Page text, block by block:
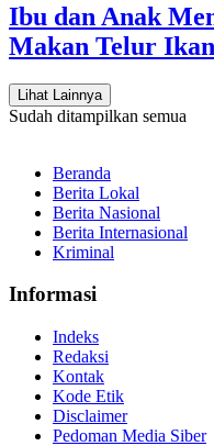
Ibu dan Anak
Makan Telur
Lihat Lainnya
Sudah ditampilkan semua
Beranda
Berita Lokal
Berita Nasional
Berita Internasional
Kriminal
Informasi
Indeks
Redaksi
Kontak
Kode Etik
Disclaimer
Pedoman Media Siber